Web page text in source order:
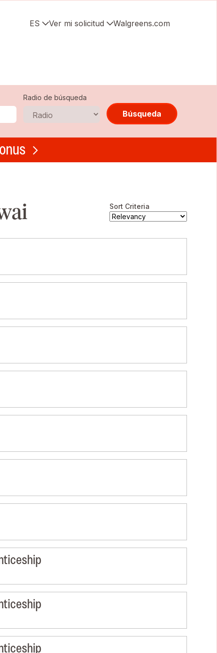
ES Ver mi solicitud Walgreens.com
Radio de búsqueda
Búsqueda
Sort Criteria